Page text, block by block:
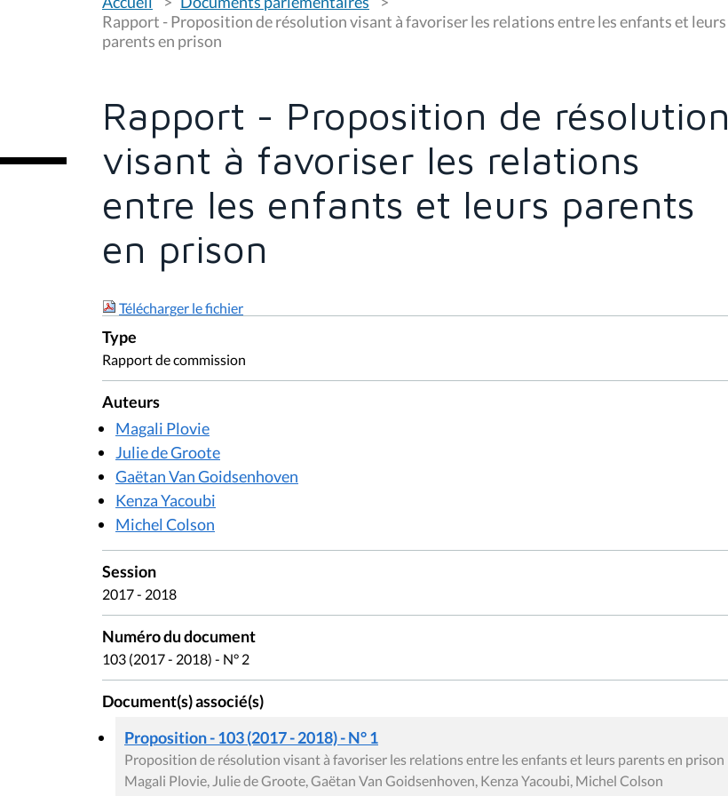
o
u
s
ê
:
Rapport - Proposition de résolution visant à favoriser les relations entre les enfants et leurs
parents en prison
Rapport - Proposition de résolution
visant à favoriser les relations
entre les enfants et leurs parents
en prison
Télécharger le fichier
Type
Rapport de commission
Auteurs
Magali Plovie
Julie de Groote
Gaëtan Van Goidsenhoven
Kenza Yacoubi
Michel Colson
Session
2017 - 2018
Numéro du document
103 (2017 - 2018) - N° 2
Document(s) associé(s)
Proposition - 103 (2017 - 2018) - N° 1
Proposition de résolution visant à favoriser les relations entre les enfants et leurs parents en prison
Magali Plovie, Julie de Groote, Gaëtan Van Goidsenhoven, Kenza Yacoubi, Michel Colson